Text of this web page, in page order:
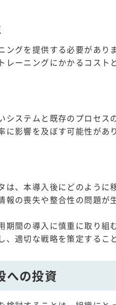
ングを提供する必要があり
ーニングにかかるコスト
システムと既存のプロセス
影響を及ぼす可能性があ
は、本導入後にどのように
の喪失や整合性の問題が
期間の導入に慎重に取り組
適切な戦略を策定するこ
への投資